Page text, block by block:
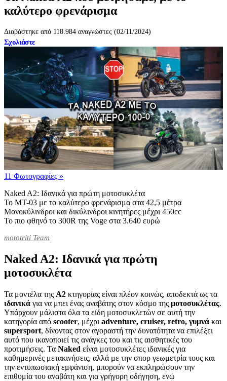
καλύτερο φρενάρισμα
Διαβάστηκε από 118.984 αναγνώστες (02/11/2024)
Σχολιάστε
11 Φωτογραφίες »
Naked A2: Ιδανικά για πρώτη μοτοσυκλέτα
Το MT-03 με το καλύτερο φρενάρισμα στα 42,5 μέτρα
Μονοκύλινδροι και δικύλινδροι κινητήρες μέχρι 450cc
Το πιο φθηνό το 300R της Voge στα 3.640 ευρώ
mototriti Team
Naked A2: Ιδανικά για πρώτη
μοτοσυκλέτα
Τα μοντέλα της A2 κτηγορίας είναι πλέον κοινώς, αποδεκτά ως τα
ιδανικά για να μπει ένας αναβάτης στον κόσμο της μοτοσυκλέτας.
Υπάρχουν μάλιστα όλα τα είδη μοτοσυκλετών σε αυτή την
κατηγορία από scooter, μέχρι adventure, cruiser, retro, γυμνά και
supersport, δίνοντας στον αγοραστή την δυνατότητα να επιλέξει
αυτό που ικανοποιεί τις ανάγκες του και τις αισθητικές του
προτιμήσεις. Τα Naked είναι μοτοσυκλέτες ιδανικές για
καθημερινές μετακινήσεις, αλλά με την σπορ γεωμετρία τους και
την εντυπωσιακή εμφάνιση, μπορούν να εκπληρώσουν την
επιθυμία του αναβάτη και για γρήγορη οδήγηση, ενώ